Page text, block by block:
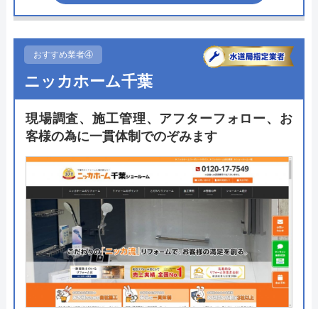
入力するだけで最適な商品を提案してくれます。人
く、満足行くトイレリフォームの実現ができるでし
工事を依頼する際には工事費だけでなく廃材処分費
などを含めたキャンペーン価格が用意されているた
く、安心してトイレリフォームを依頼できるのはま
さに"交換の達人"といえましょう。
料金詳細を見る
交換の達人 の基本情報
おすすめ業者④
ニッカホーム千葉
現場調査、施工管理、アフターフォロー、お
客様の為に一貫体制でのぞみます